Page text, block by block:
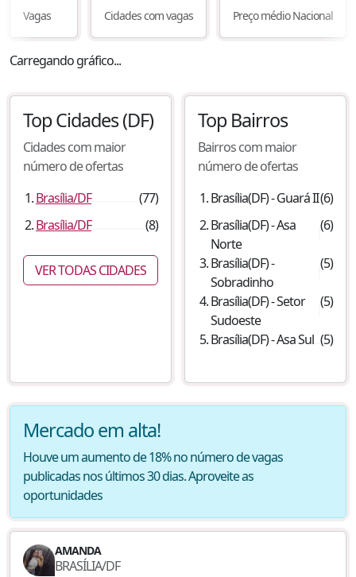
Vagas Cidades com vagas Preço médio Nacional
Carregando gráfico...
Top Cidades(DF)
Cidades com maior
número de ofertas
Brasília/DF (77)
Brasília/DF (8)
VER TODAS CIDADES
Top Bairros
Bairros com maior
número de ofertas
Brasília(DF) -Guará II(6)
Brasília(DF) -Asa
Norte
(6)
Brasília(DF) -
Sobradinho
(5)
Brasília(DF) -Setor
Sudoeste
(5)
Brasília(DF) -Asa Sul (5)
Mercado em alta!
Houve um aumento de 18% no número de vagas
publicadas nos últimos 30 dias. Aproveite as
oportunidades
AMANDA
BRASÍLIA/DF